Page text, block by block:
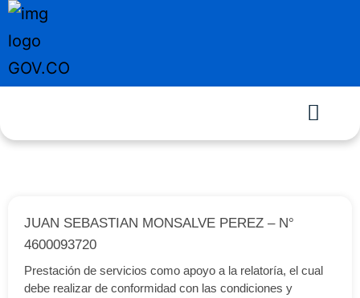
JUAN SEBASTIAN MONSALVE PEREZ – N°
4600093720
Prestación de servicios como apoyo a la relatoría, el cual
debe realizar de conformidad con las condiciones y